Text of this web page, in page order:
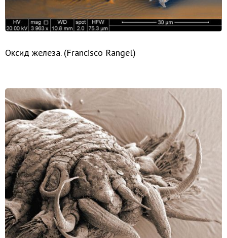
Оксид железа. (Francisco Rangel)